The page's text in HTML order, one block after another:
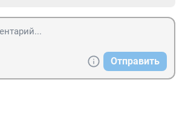
Отправить